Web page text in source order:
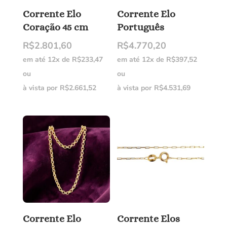
Corrente Elo
Coração 45 cm
R$2.801,60
em até 12x de R$233,47
ou
à vista por R$2.661,52
Corrente Elo
Português
R$4.770,20
em até 12x de R$397,52
ou
à vista por R$4.531,69
Corrente Elo
Corrente Elos